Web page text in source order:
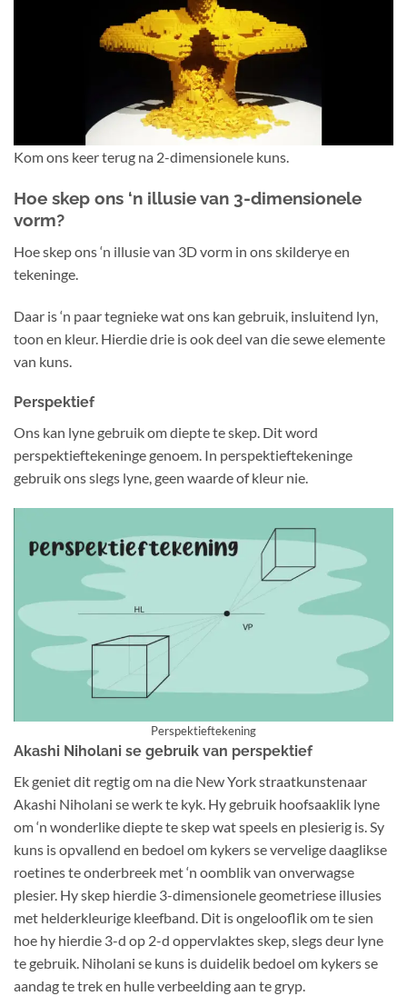
Kom ons keer terug na 2-dimensionele kuns.
Hoe skep ons ‘n illusie van 3-dimensionele
vorm?
Hoe skep ons ‘n illusie van 3D vorm in ons skilderye en
tekeninge.
Daar is ‘n paar tegnieke wat ons kan gebruik, insluitend lyn,
toon en kleur. Hierdie drie is ook deel van die sewe elemente
van kuns.
Perspektief
Ons kan lyne gebruik om diepte te skep. Dit word
perspektieftekeninge genoem. In perspektieftekeninge
gebruik ons slegs lyne, geen waarde of kleur nie.
Perspektieftekening
Akashi Niholani se gebruik van perspektief
Ek geniet dit regtig om na die New York straatkunstenaar
Akashi Niholani se werk te kyk. Hy gebruik hoofsaaklik lyne
om ‘n wonderlike diepte te skep wat speels en plesierig is. Sy
kuns is opvallend en bedoel om kykers se vervelige daaglikse
roetines te onderbreek met ‘n oomblik van onverwagse
plesier. Hy skep hierdie 3-dimensionele geometriese illusies
met helderkleurige kleefband. Dit is ongelooflik om te sien
hoe hy hierdie 3-d op 2-d oppervlaktes skep, slegs deur lyne
te gebruik. Niholani se kuns is duidelik bedoel om kykers se
aandag te trek en hulle verbeelding aan te gryp.